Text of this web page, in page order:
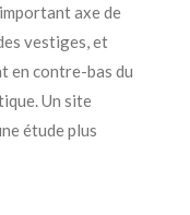
axe de
vestiges, et
en contre-bas du
Un site
étude plus